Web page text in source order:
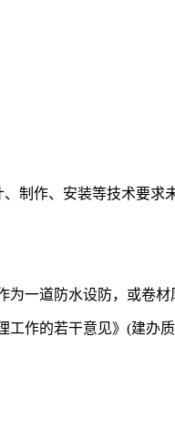
制作、安装等技术要求
一道防水设防，或卷材
作的若干意见》(建办